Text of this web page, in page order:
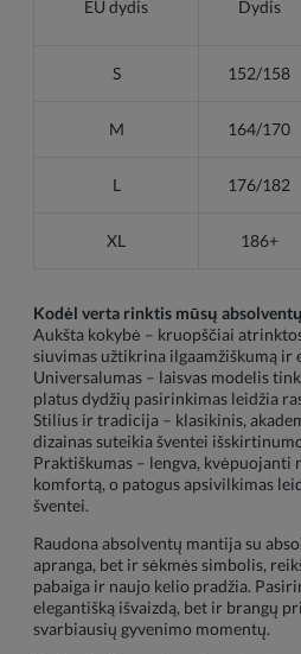
EU dydis Dydis
S 152/158
M 164/170
L 176/182
XL 186+
Kodėl verta rinktis mūsų
Aukšta kokybė – kruopščiai
siuvimas užtikrina ilgaamžiškumą ir
Universalumas – laisvas modelis
platus dydžių pasirinkimas leidžia
Stilius ir tradicija – klasikinis,
dizainas suteikia šventei
Praktiškumas – lengva, kvėpuojanti
komfortą, o patogus apsivilkimas
šventei.
Raudona absolventų mantija su
apranga, bet ir sėkmės simbolis,
pabaiga ir naujo kelio pradžia.
elegantišką išvaizdą, bet ir brangų
svarbiausių gyvenimo momentų.